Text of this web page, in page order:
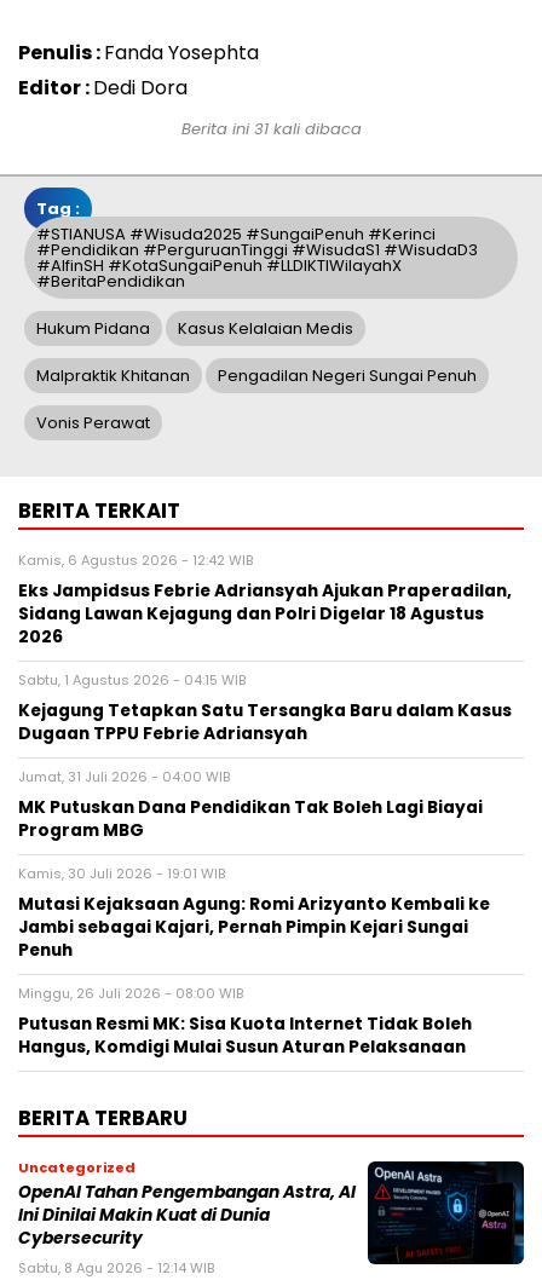
Penulis :Fanda Yosephta
Editor :Dedi Dora
Berita ini 31 kali dibaca
Tag :
#STIANUSA #Wisuda2025 #SungaiPenuh #Kerinci
#Pendidikan #PerguruanTinggi #WisudaS1 #WisudaD3
#AlfinSH #KotaSungaiPenuh #LLDIKTIWilayahX
#BeritaPendidikan
Hukum Pidana Kasus Kelalaian Medis
Malpraktik Khitanan Pengadilan Negeri Sungai Penuh
Vonis Perawat
BERITA TERKAIT
Kamis, 6 Agustus 2026 - 12:42 WIB
Eks Jampidsus Febrie Adriansyah Ajukan Praperadilan,
Sidang Lawan Kejagung dan Polri Digelar 18 Agustus
2026
Sabtu, 1 Agustus 2026 - 04:15 WIB
Kejagung Tetapkan Satu Tersangka Baru dalam Kasus
Dugaan TPPU Febrie Adriansyah
Jumat, 31 Juli 2026 - 04:00 WIB
MK Putuskan Dana Pendidikan Tak Boleh Lagi Biayai
Program MBG
Kamis, 30 Juli 2026 - 19:01 WIB
Mutasi Kejaksaan Agung: Romi Arizyanto Kembali ke
Jambi sebagai Kajari, Pernah Pimpin Kejari Sungai
Penuh
Minggu, 26 Juli 2026 - 08:00 WIB
Putusan Resmi MK: Sisa Kuota Internet Tidak Boleh
Hangus, Komdigi Mulai Susun Aturan Pelaksanaan
BERITA TERBARU
Uncategorized
OpenAI Tahan Pengembangan Astra, AI
Ini Dinilai Makin Kuat di Dunia
Cybersecurity
Sabtu, 8 Agu 2026 - 12:14 WIB